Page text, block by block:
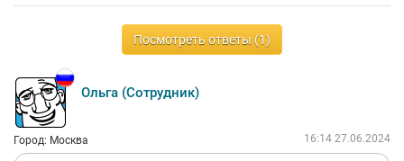
Посмотреть ответы (1)
Ольга (Сотрудник)
Город: Москва 16:14 27.06.2024